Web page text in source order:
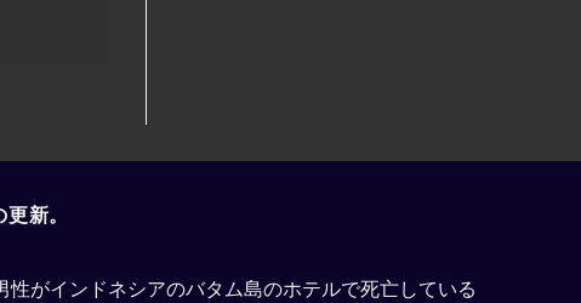
新。
性がインドネシアのバタム島のホテルで死亡している